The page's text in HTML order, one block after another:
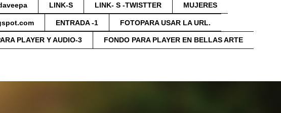
LINK-S LINK- S -TWISTTER MUJERES
ENTRADA -1 FOTOPARA USAR LA URL.
PLAYER Y AUDIO-3 FONDO PARA PLAYER EN BELLAS ARTE